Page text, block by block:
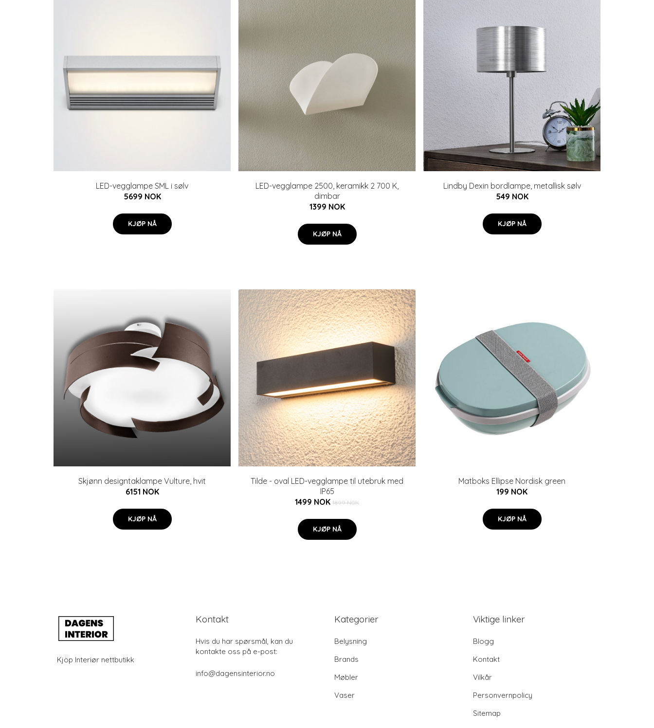
LED-vegglampe SML i sølv
5699 NOK
KJØP NÅ
LED-vegglampe 2500, keramikk 2 700 K,
dimbar
1399 NOK
KJØP NÅ
Lindby Dexin bordlampe, metallisk sølv
549 NOK
KJØP NÅ
Skjønn designtaklampe Vulture, hvit
6151 NOK
KJØP NÅ
Tilde - oval LED-vegglampe til utebruk med
IP65
1499 NOK 1899 NOK
KJØP NÅ
Matboks Ellipse Nordisk green
199 NOK
KJØP NÅ
Kjöp Interiør nettbutikk
Kontakt
Hvis du har spørsmål, kan du
kontakte oss på e-post:
info@dagensinterior.no
Kategorier
Belysning
Brands
Møbler
Vaser
Viktige linker
Blogg
Kontakt
Vilkår
Personvernpolicy
Sitemap